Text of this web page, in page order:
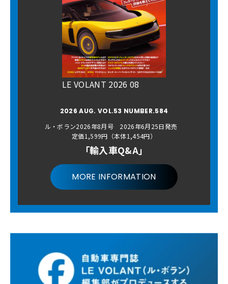
LE VOLANT 2026 08
2026 AUG. VOL.53 NUMBER.584
ル・ボラン2026年8月号 2026年6月25日発売
定価1,599円（本体1,454円）
「輸入車Q&A」
MORE INFORMATION